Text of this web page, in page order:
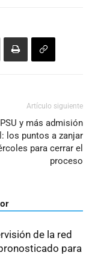
Artículo siguiente
y más admisión
los puntos a zanjar
para cerrar el
proceso
de la red
para